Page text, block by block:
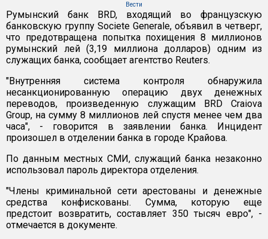
Вести
Румынский банк BRD, входящий во французскую
банковскую группу Societe Generale, объявил в четверг,
что предотвращена попытка похищения 8 миллионов
румынский лей (3,19 миллиона долларов) одним из
служащих банка, сообщает агентство Reuters.
"Внутренняя система контроля обнаружила
несанкционированную операцию двух денежных
переводов, произведенную служащим BRD Craiova
Group, на сумму 8 миллионов лей спустя менее чем два
часа", - говорится в заявлении банка. Инцидент
произошел в отделении банка в городе Крайова.
По данным местных СМИ, служащий банка незаконно
использовал пароль директора отделения.
"Члены криминальной сети арестованы и денежные
средства конфискованы. Сумма, которую еще
предстоит возвратить, составляет 350 тысяч евро", -
отмечается в документе.